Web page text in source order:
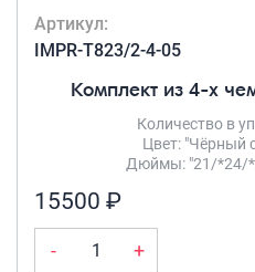
Артикул:
IMPR-T823/2-4-05
Комплект из 4-х
Количество в
Цвет: "Чёрный
Дюймы: "21/*24/
15500 ₽
- +